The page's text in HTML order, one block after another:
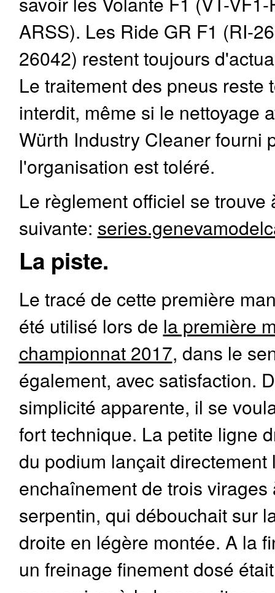
ARSS). Les Ride GR F1 (RI-
26042) restent toujours
Le traitement des pneus reste
interdit, même si le nettoyage
Würth Industry Cleaner fourni
l'organisation est toléré.
Le règlement officiel se trouve
suivante:
La piste.
Le tracé de cette première
été utilisé lors de la première
championnat 2017, dans le
également, avec satisfaction.
simplicité apparente, il se
fort technique. La petite ligne
du podium lançait directement
enchaînement de trois virages
serpentin, qui débouchait sur
droite en légère montée. A la
un freinage finement dosé